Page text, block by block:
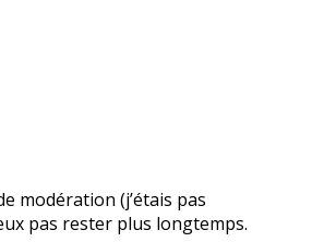
modération (j’étais pas
pas rester plus longtemps.